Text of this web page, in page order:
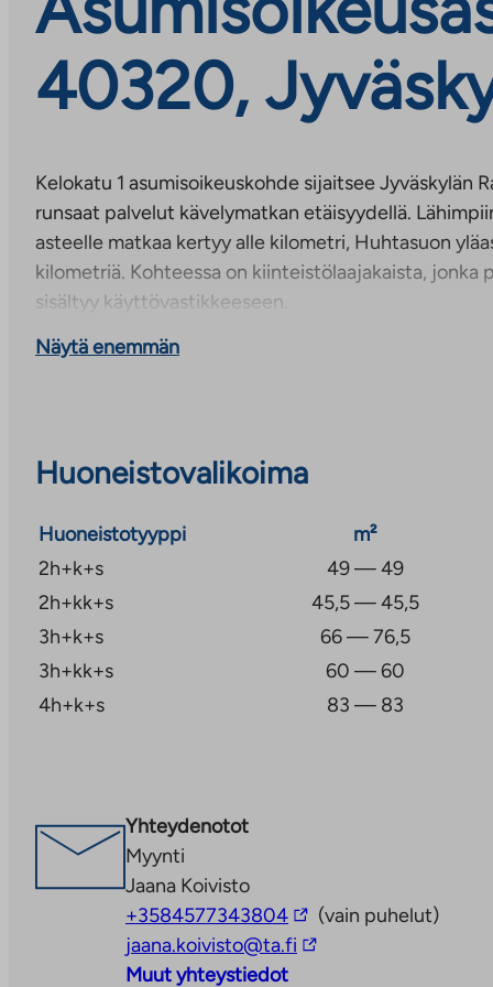
40320,
Kelokatu 1 asumisoikeuskohde sijaitsee Jyväskylän
runsaat palvelut kävelymatkan etäisyydellä.
asteelle matkaa kertyy alle kilometri, Huhtasuon
kilometriä. Kohteessa on kiinteistölaajakaista, jonka
sisältyy käyttövastikkeeseen.
Näytä enemmän
Huoneistovalikoima
Huoneistotyyppi m²
2h+k+s
49 — 49
2h+kk+s
45,5 — 45,5
3h+k+s
66 — 76,5
3h+kk+s
60 — 60
4h+k+s
83 — 83
Yhteydenotot
Myynti
Jaana Koivisto
+3584577343804Linkki
vie
ulkopuoliseen
(vain puhelut)
jaana.koivisto@ta.fi Linkki
Muut yhteystiedot